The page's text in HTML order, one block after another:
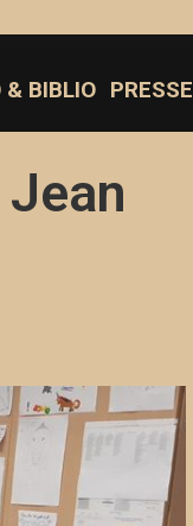
& BIBLIO PRESSE